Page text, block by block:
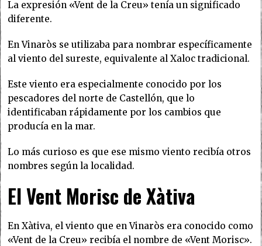
La expresión «Vent de la Creu» tenía un significado
diferente.
En Vinaròs se utilizaba para nombrar específicamente
al viento del sureste, equivalente al Xaloc tradicional.
Este viento era especialmente conocido por los
pescadores del norte de Castellón, que lo
identificaban rápidamente por los cambios que
producía en la mar.
Lo más curioso es que ese mismo viento recibía otros
nombres según la localidad.
El Vent Morisc de Xàtiva
En Xàtiva, el viento que en Vinaròs era conocido como
«Vent de la Creu» recibía el nombre de «Vent Morisc».